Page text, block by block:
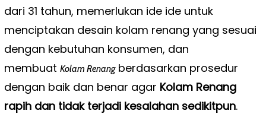
dari 31 tahun, memerlukan ide ide untuk
menciptakan desain kolam renang yang sesuai
dengan kebutuhan konsumen, dan
membuat Kolam Renangberdasarkan prosedur
dengan baik dan benar agar Kolam Renang
rapih dan tidak terjadi kesalahan sedikitpun.